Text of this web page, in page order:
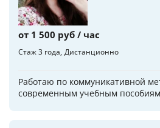
от 1 500 руб / час
Стаж 3 года Дистанционно
Работаю по коммуникативной
современным учебным